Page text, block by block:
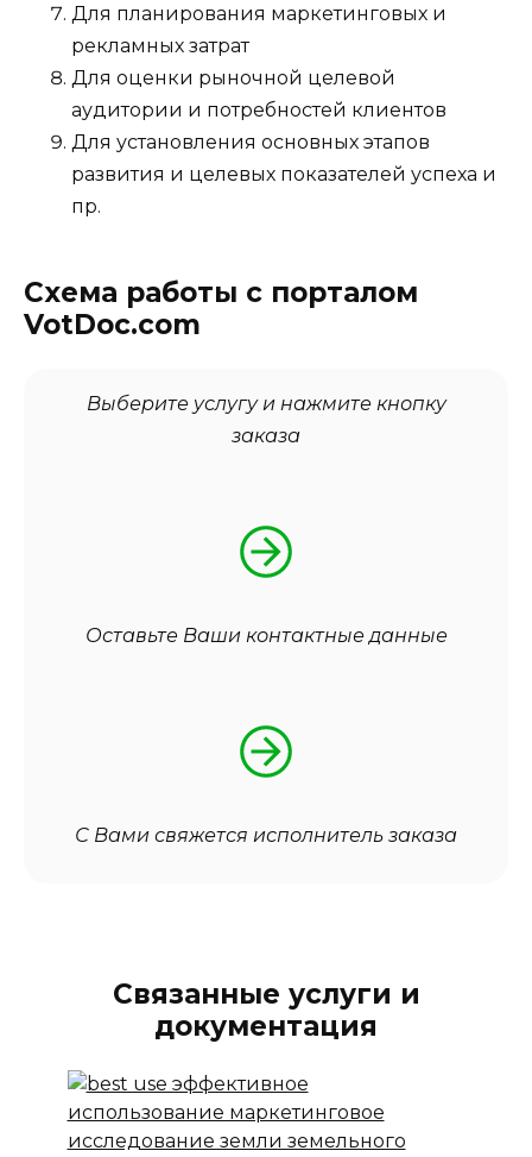
Для планирования маркетинговых и
рекламных затрат
Для оценки рыночной целевой
аудитории и потребностей клиентов
Для установления основных этапов
развития и целевых показателей успеха и
пр.
Схема работы с порталом
VotDoc.com
Выберите услугу и нажмите кнопку
заказа
Оставьте Ваши контактные данные
С Вами свяжется исполнитель заказа
Связанные услуги и
документация